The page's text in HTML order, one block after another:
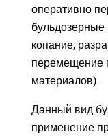
оперативно
копание,
перемещение
материалов).
Данный вид
применение